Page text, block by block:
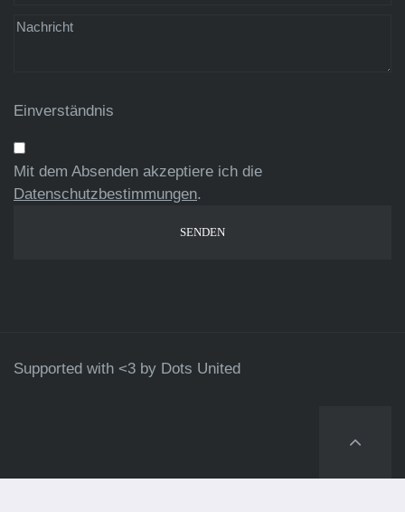
Einverständnis
Mit dem Absenden akzeptiere ich die
Datenschutzbestimmungen.
Supported with <3 by Dots United